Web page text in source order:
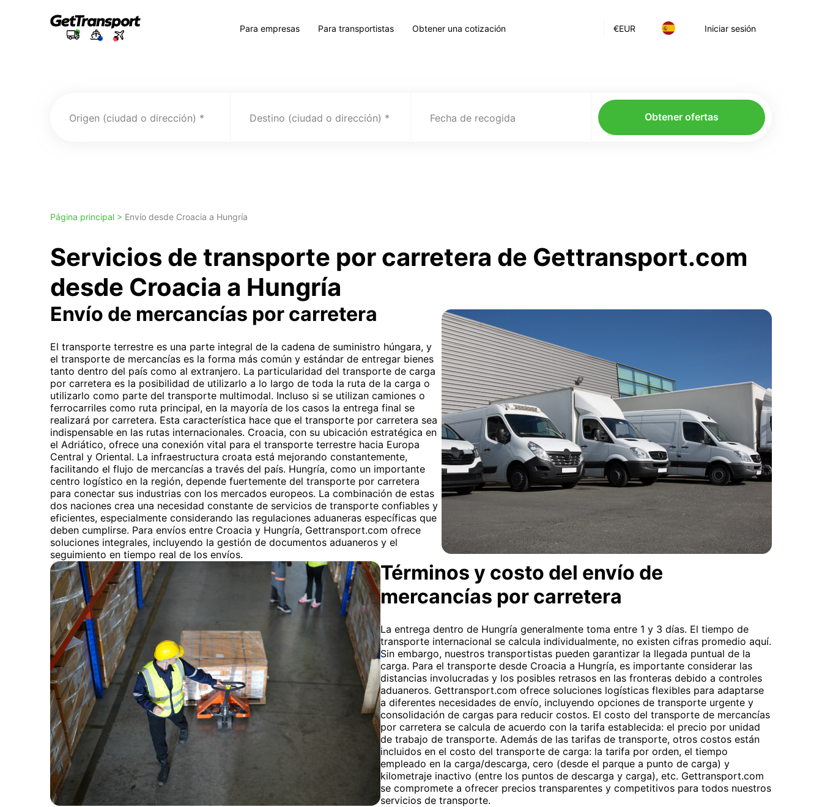
€EUR Iniciar sesión
Para empresas Para transportistas Obtener una cotización
Origen (ciudad o dirección) Destino (ciudad o dirección) Fecha de recogida Obtener ofertas
Página principal > Envío desde Croacia a Hungría
Servicios de transporte por carretera de Gettransport.com
desde Croacia a Hungría
Envío de mercancías por carretera
El transporte terrestre es una parte integral de la cadena de suministro húngara, y
el transporte de mercancías es la forma más común y estándar de entregar bienes
tanto dentro del país como al extranjero. La particularidad del transporte de carga
por carretera es la posibilidad de utilizarlo a lo largo de toda la ruta de la carga o
utilizarlo como parte del transporte multimodal. Incluso si se utilizan camiones o
ferrocarriles como ruta principal, en la mayoría de los casos la entrega final se
realizará por carretera. Esta característica hace que el transporte por carretera sea
indispensable en las rutas internacionales. Croacia, con su ubicación estratégica en
el Adriático, ofrece una conexión vital para el transporte terrestre hacia Europa
Central y Oriental. La infraestructura croata está mejorando constantemente,
facilitando el flujo de mercancías a través del país. Hungría, como un importante
centro logístico en la región, depende fuertemente del transporte por carretera
para conectar sus industrias con los mercados europeos. La combinación de estas
dos naciones crea una necesidad constante de servicios de transporte confiables y
eficientes, especialmente considerando las regulaciones aduaneras específicas que
deben cumplirse. Para envíos entre Croacia y Hungría, Gettransport.com ofrece
soluciones integrales, incluyendo la gestión de documentos aduaneros y el
seguimiento en tiempo real de los envíos.
Términos y costo del envío de
mercancías por carretera
La entrega dentro de Hungría generalmente toma entre 1 y 3 días. El tiempo de
transporte internacional se calcula individualmente, no existen cifras promedio aquí.
Sin embargo, nuestros transportistas pueden garantizar la llegada puntual de la
carga. Para el transporte desde Croacia a Hungría, es importante considerar las
distancias involucradas y los posibles retrasos en las fronteras debido a controles
aduaneros. Gettransport.com ofrece soluciones logísticas flexibles para adaptarse
a diferentes necesidades de envío, incluyendo opciones de transporte urgente y
consolidación de cargas para reducir costos. El costo del transporte de mercancías
por carretera se calcula de acuerdo con la tarifa establecida: el precio por unidad
de trabajo de transporte. Además de las tarifas de transporte, otros costos están
incluidos en el costo del transporte de carga: la tarifa por orden, el tiempo
empleado en la carga/descarga, cero (desde el parque a punto de carga) y
kilometraje inactivo (entre los puntos de descarga y carga), etc. Gettransport.com
se compromete a ofrecer precios transparentes y competitivos para todos nuestros
servicios de transporte.